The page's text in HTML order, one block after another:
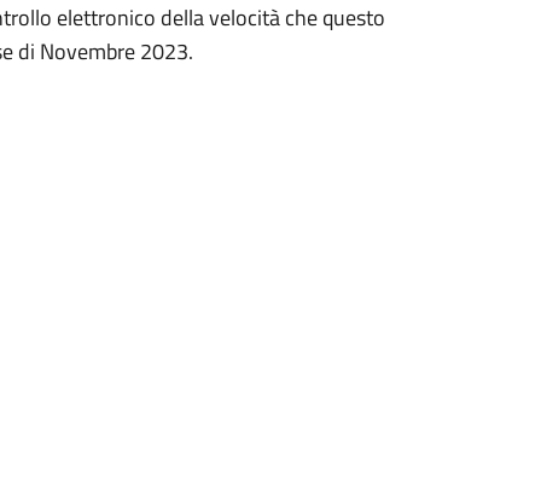
elettronico della velocità che questo
di Novembre 2023.